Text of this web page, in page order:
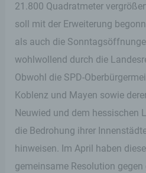
21.800 Quadratmeter
soll mit der Erweiterung
als auch die
wohlwollend durch die
Obwohl die SPD-
Koblenz und Mayen sowie
Neuwied und dem hessischen
die Bedrohung ihrer
hinweisen. Im April haben
gemeinsame Resolution gegen